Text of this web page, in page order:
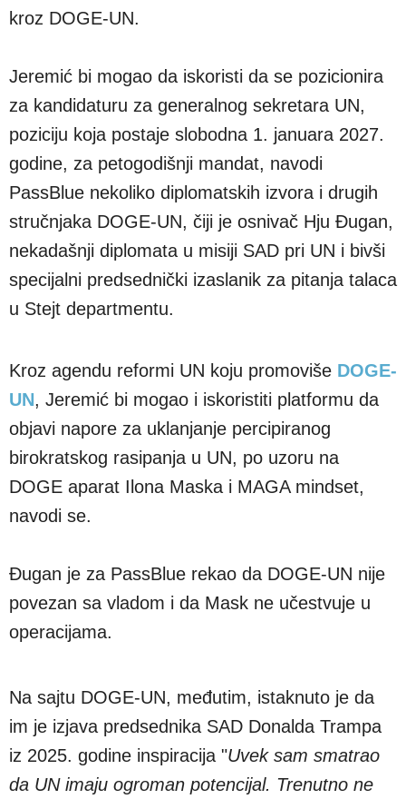
kroz DOGE-UN.
Jeremić bi mogao da iskoristi da se pozicionira
za kandidaturu za generalnog sekretara UN,
poziciju koja postaje slobodna 1. januara 2027.
godine, za petogodišnji mandat, navodi
PassBlue nekoliko diplomatskih izvora i drugih
stručnjaka DOGE-UN, čiji je osnivač Hju Đugan,
nekadašnji diplomata u misiji SAD pri UN i bivši
specijalni predsednički izaslanik za pitanja talaca
u Stejt departmentu.
Kroz agendu reformi UN koju promoviše DOGE-
UN, Jeremić bi mogao i iskoristiti platformu da
objavi napore za uklanjanje percipiranog
birokratskog rasipanja u UN, po uzoru na
DOGE aparat Ilona Maska i MAGA mindset,
navodi se.
Đugan je za PassBlue rekao da DOGE-UN nije
povezan sa vladom i da Mask ne učestvuje u
operacijama.
Na sajtu DOGE-UN, međutim, istaknuto je da
im je izjava predsednika SAD Donalda Trampa
iz 2025. godine inspiracija "Uvek sam smatrao
da UN imaju ogroman potencijal. Trenutno ne